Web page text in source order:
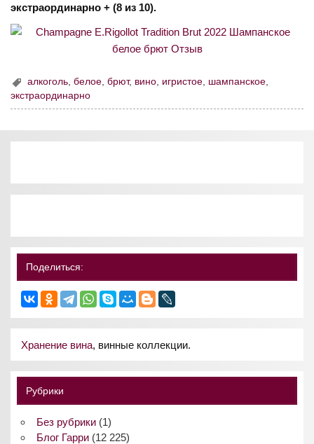
экстраординарно + (8 из 10).
алкоголь,белое,брют, вино, игристое, шампанское,
экстраординарно
Поделиться:
Хранение вина, винные коллекции.
Рубрики
Без рубрики(1)
Блог Гарри(12 225)